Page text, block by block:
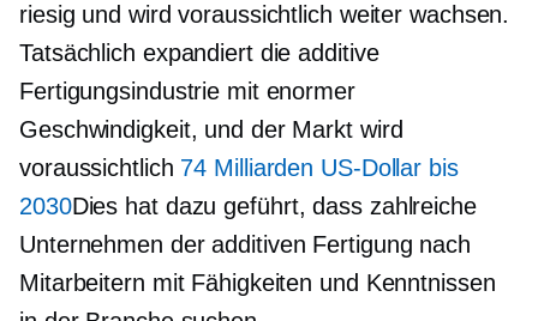
riesig und wird voraussichtlich weiter wachsen.
Tatsächlich expandiert die additive
Fertigungsindustrie mit enormer
Geschwindigkeit, und der Markt wird
voraussichtlich 74 Milliarden US-Dollar bis
2030Dies hat dazu geführt, dass zahlreiche
Unternehmen der additiven Fertigung nach
Mitarbeitern mit Fähigkeiten und Kenntnissen